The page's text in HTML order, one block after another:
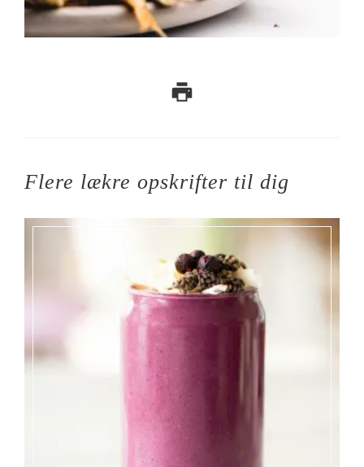
Flere lækre opskrifter til dig